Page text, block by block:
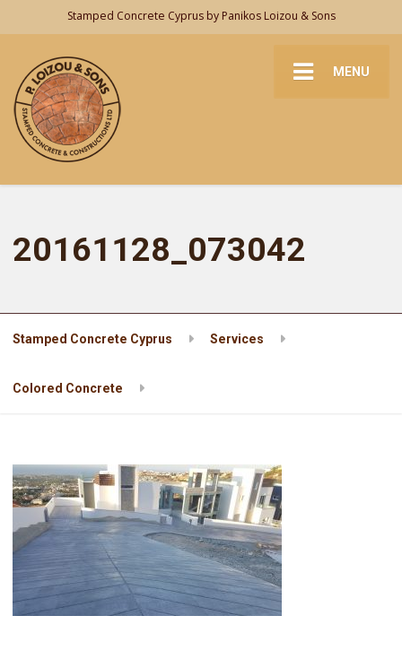
Stamped Concrete Cyprus by Panikos Loizou & Sons
MENU
20161128_073042
Stamped Concrete Cyprus Services
Colored Concrete